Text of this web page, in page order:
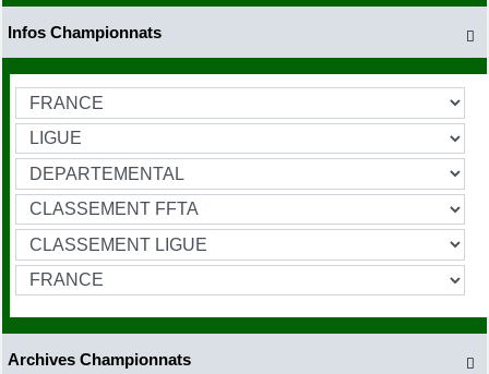

Infos Championnats

Archives Championnats